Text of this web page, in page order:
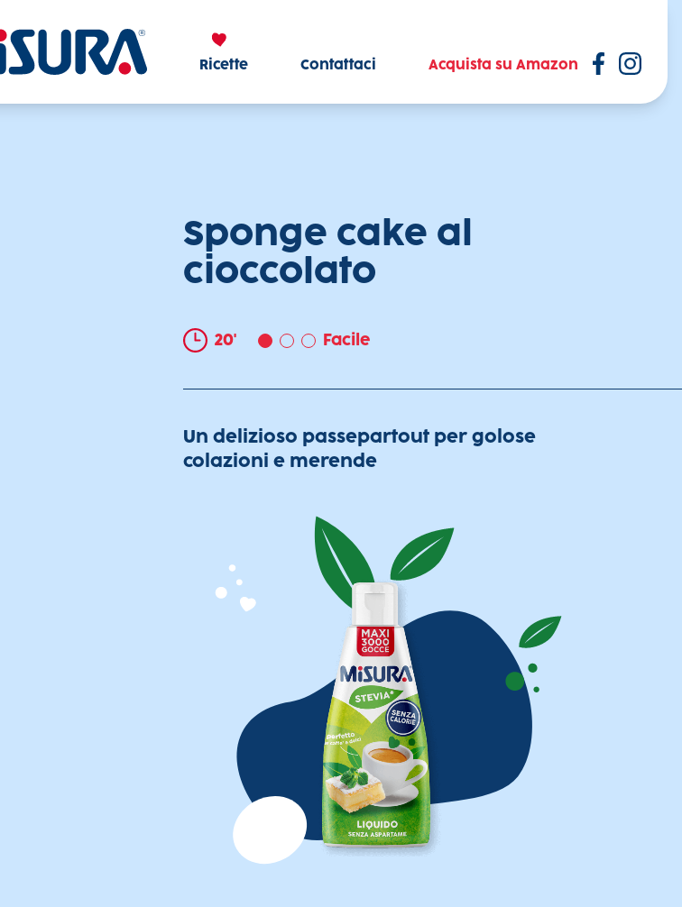
Ricette Contattaci Acquista su Amazon
Sponge cake al
cioccolato
20' Facile
Un delizioso passepartout per golose
colazioni e merende